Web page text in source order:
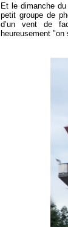
Et le dimanche
petit groupe de
d’un vent de
heureusement